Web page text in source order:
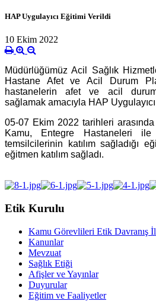
HAP Uygulayıcı Eğitimi Verildi
10 Ekim 2022
Müdürlüğümüz Acil Sağlık
Hastane Afet ve Acil Durum
hastanelerin afet ve acil
sağlamak amacıyla HAP
05-07 Ekim 2022 tarihleri
Kamu, Entegre Hastaneleri ile
temsilcilerinin katılım sağladığı
eğitmen katılım sağladı.
Etik Kurulu
Kamu Görevlileri Etik Davranış
Kanunlar
Mevzuat
Sağlık Etiği
Afişler ve Yayınlar
Duyurular
Eğitim ve Faaliyetler